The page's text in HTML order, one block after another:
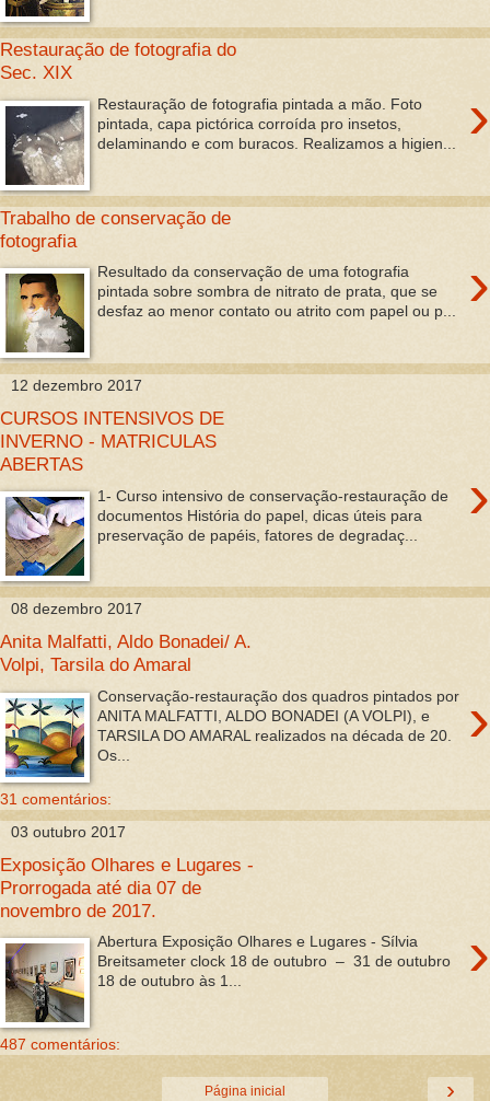
Restauração de fotografia do
Sec. XIX
›
Restauração de fotografia pintada a mão. Foto
pintada, capa pictórica corroída pro insetos,
delaminando e com buracos. Realizamos a higien...
Trabalho de conservação de
fotografia
›
Resultado da conservação de uma fotografia
pintada sobre sombra de nitrato de prata, que se
desfaz ao menor contato ou atrito com papel ou p...
12 dezembro 2017
CURSOS INTENSIVOS DE
INVERNO - MATRICULAS
ABERTAS
›
1- Curso intensivo de conservação-restauração de
documentos História do papel, dicas úteis para
preservação de papéis, fatores de degradaç...
08 dezembro 2017
Anita Malfatti, Aldo Bonadei/ A.
Volpi, Tarsila do Amaral
›
Conservação-restauração dos quadros pintados por
ANITA MALFATTI, ALDO BONADEI (A VOLPI), e
TARSILA DO AMARAL realizados na década de 20.
Os...
31 comentários:
03 outubro 2017
Exposição Olhares e Lugares -
Prorrogada até dia 07 de
novembro de 2017.
›
Abertura Exposição Olhares e Lugares - Sílvia
Breitsameter clock 18 de outubro – 31 de outubro
18 de outubro às 1...
487 comentários:
›
Página inicial